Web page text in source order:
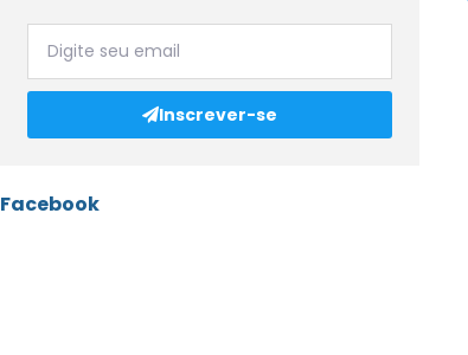
Inscrever-se
Facebook